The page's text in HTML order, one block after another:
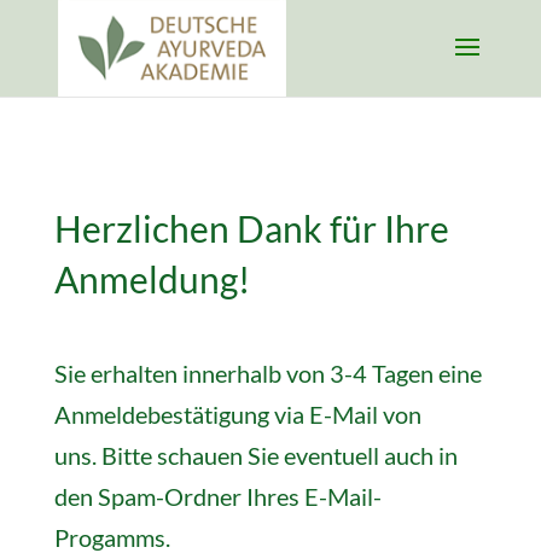
Herzlichen Dank für Ihre
Anmeldung!
Sie erhalten innerhalb von 3-4 Tagen eine
Anmeldebestätigung via E-Mail von
uns. Bitte schauen Sie eventuell auch in
den Spam-Ordner Ihres E-Mail-
Progamms.